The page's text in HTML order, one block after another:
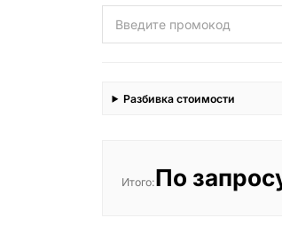
Разбивка стоимости
Итого:По